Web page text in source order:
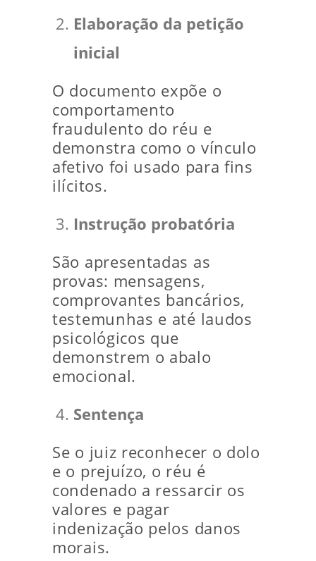
Elaboração da petição
inicial
O documento expõe o
comportamento
fraudulento do réu e
demonstra como o vínculo
afetivo foi usado para fins
ilícitos.
Instrução probatória
São apresentadas as
provas: mensagens,
comprovantes bancários,
testemunhas e até laudos
psicológicos que
demonstrem o abalo
emocional.
Sentença
Se o juiz reconhecer o dolo
e o prejuízo, o réu é
condenado a ressarcir os
valores e pagar
indenização pelos danos
morais.